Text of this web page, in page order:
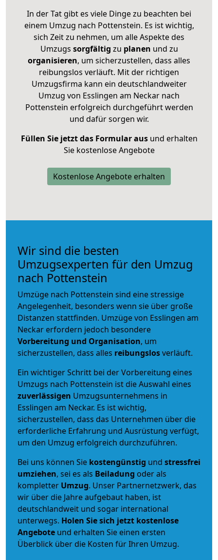
In der Tat gibt es viele Dinge zu beachten bei
einem Umzug nach Pottenstein. Es ist wichtig,
sich Zeit zu nehmen, um alle Aspekte des
Umzugs sorgfältig zu planen und zu
organisieren, um sicherzustellen, dass alles
reibungslos verläuft. Mit der richtigen
Umzugsfirma kann ein deutschlandweiter
Umzug von Esslingen am Neckar nach
Pottenstein erfolgreich durchgeführt werden
und dafür sorgen wir.
Füllen Sie jetzt das Formular ausund erhalten
Sie kostenlose Angebote
Kostenlose Angebote erhalten
Wir sind die besten
Umzugsexperten für den Umzug
nach Pottenstein
Umzüge nach Pottenstein sind eine stressige
Angelegenheit, besonders wenn sie über große
Distanzen stattfinden. Umzüge von Esslingen am
Neckar erfordern jedoch besondere
Vorbereitung und Organisation, um
sicherzustellen, dass alles reibungslosverläuft.
Ein wichtiger Schritt bei der Vorbereitung eines
Umzugs nach Pottenstein ist die Auswahl eines
zuverlässigen Umzugsunternehmens in
Esslingen am Neckar. Es ist wichtig,
sicherzustellen, dass das Unternehmen über die
erforderliche Erfahrung und Ausrüstung verfügt,
um den Umzug erfolgreich durchzuführen.
Bei uns können Sie kostengünstig und stressfrei
umziehen, sei es als Beiladung oder als
kompletter Umzug. Unser Partnernetzwerk, das
wir über die Jahre aufgebaut haben, ist
deutschlandweit und sogar international
unterwegs. Holen Sie sich jetzt kostenlose
Angebote und erhalten Sie einen ersten
Überblick über die Kosten für Ihren Umzug.